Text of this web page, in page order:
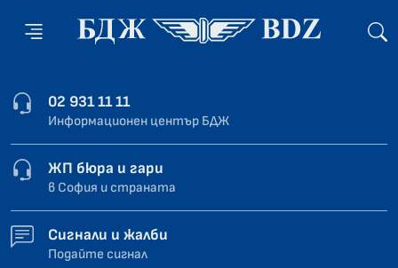
02 931 11 11
Информационен център БДЖ
ЖП бюра и гари
в София и страната
Сигнали и жалби
Подайте сигнал